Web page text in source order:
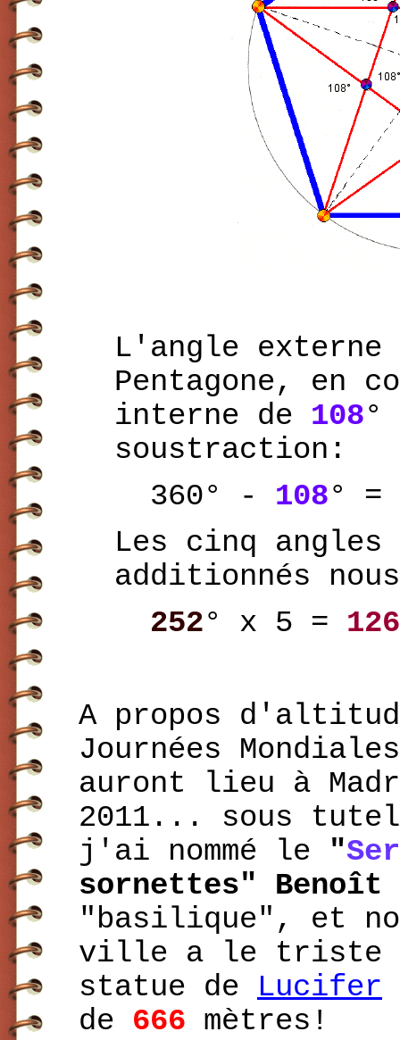
L 'angle externe
Pentagone, en
interne de 108°
soustraction:
360° - 108° =
Les cinq
additionnés
252° x 5 =
A propos
Journées
auront lieu à
2011... sous
j'ai nommé
le "
sornettes" Benoît
"basilique", et
ville a le triste
statue de
Lucifer
de 666 mètres!